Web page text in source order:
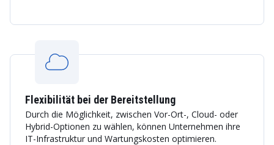
Flexibilität bei der Bereitstellung
Durch die Möglichkeit, zwischen Vor-Ort-, Cloud- oder
Hybrid-Optionen zu wählen, können Unternehmen ihre
IT-Infrastruktur und Wartungskosten optimieren.